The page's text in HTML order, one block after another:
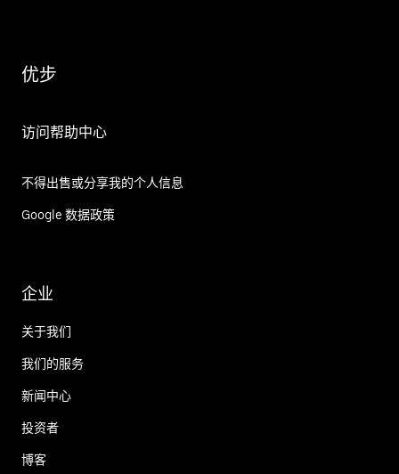
优步
访问帮助中心
不得出售或分享我的个人信息
Google 数据政策
企业
关于我们
我们的服务
新闻中心
投资者
博客